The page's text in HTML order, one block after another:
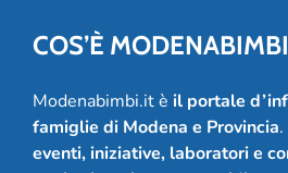
COS’È
Modenabimbi.it è il portale
famiglie di Modena e Provincia.
eventi, iniziative, laboratori e